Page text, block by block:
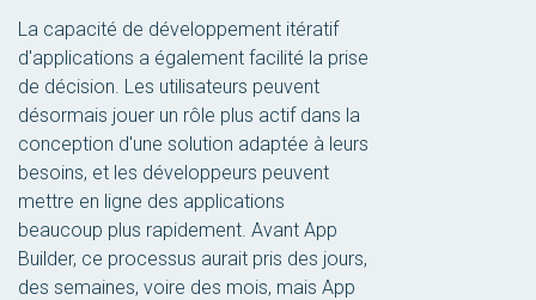
La capacité de développement itératif
d'applications a également facilité la prise
de décision. Les utilisateurs peuvent
désormais jouer un rôle plus actif dans la
conception d'une solution adaptée à leurs
besoins, et les développeurs peuvent
mettre en ligne des applications
beaucoup plus rapidement. Avant App
Builder, ce processus aurait pris des jours,
des semaines, voire des mois, mais App